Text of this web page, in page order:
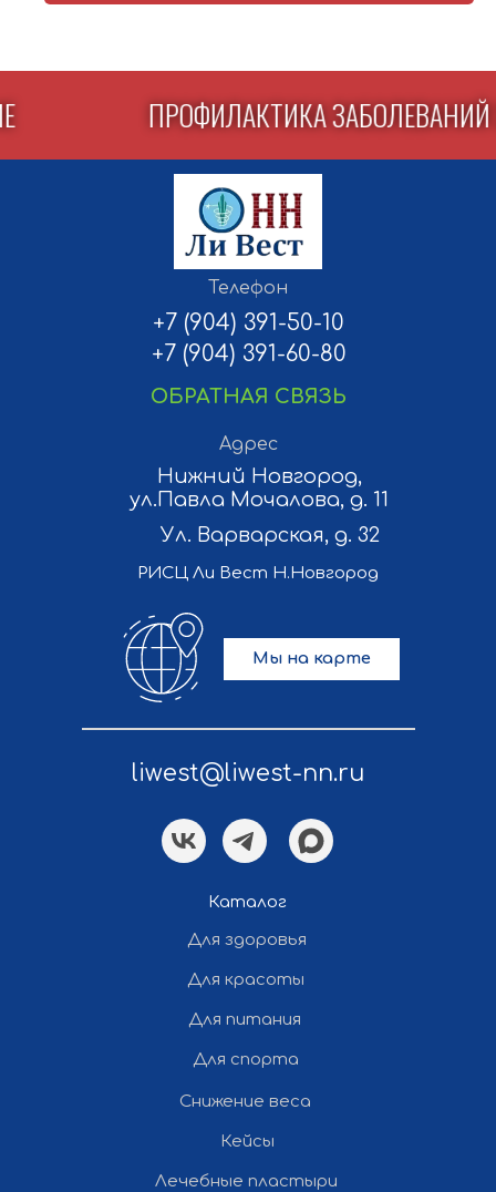
ПРОФИЛАКТИКА
liwest@liwest-nn.ru
Телефон
+7 (904) 391-50-10
+7 (904) 391-60-80
ОБРАТНАЯ СВЯЗЬ
Снижение веса
Кейсы
Лечебные пластыри
Каталог
Для здоровья
Для красоты
Для питания
Для спорта
Мы на карте
Адрес
Ул. Варварская, д. 32
Нижний Новгород,
ул.Павла Мочалова, д. 11
РИСЦ Ли Вест Н.Новгород
Все права защищены ©
2012-2026 Ли Вест НН
Политика конфиденциальности
— «Полдень»
Разработка и продвижение сайта